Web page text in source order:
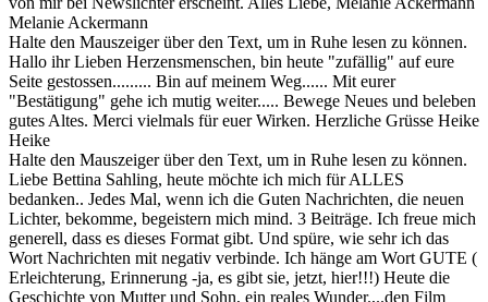
Melanie Ackermann
Halte den Mauszeiger über den Text, um in Ruhe lesen zu können.
Hallo ihr Lieben Herzensmenschen, bin heute "zufällig" auf eure
Seite gestossen......... Bin auf meinem Weg...... Mit eurer
"Bestätigung" gehe ich mutig weiter..... Bewege Neues und beleben
gutes Altes. Merci vielmals für euer Wirken. Herzliche Grüsse Heike
Heike
Halte den Mauszeiger über den Text, um in Ruhe lesen zu können.
Liebe Bettina Sahling, heute möchte ich mich für ALLES
bedanken.. Jedes Mal, wenn ich die Guten Nachrichten, die neuen
Lichter, bekomme, begeistern mich mind. 3 Beiträge. Ich freue mich
generell, dass es dieses Format gibt. Und spüre, wie sehr ich das
Wort Nachrichten mit negativ verbinde. Ich hänge am Wort GUTE (
Erleichterung, Erinnerung -ja, es gibt sie, jetzt, hier!!!) Heute die
Geschichte von Mutter und Sohn, ein reales Wunder.,..den Film